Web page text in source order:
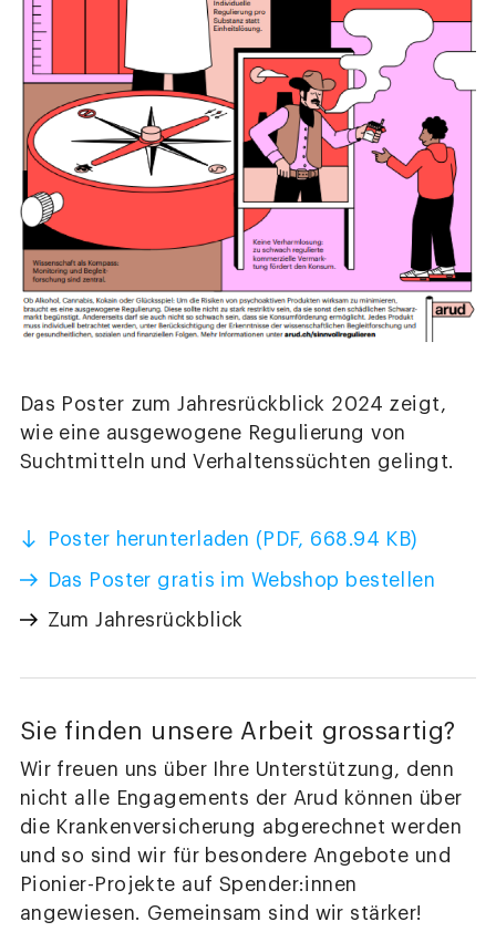
Das Poster zum Jahresrückblick 2024 zeigt,
wie eine ausgewogene Regulierung von
Suchtmitteln und Verhaltenssüchten gelingt.
Poster herunterladen (PDF, 668.94 KB)
Das Poster gratis im Webshop bestellen
Zum Jahresrückblick
Sie finden unsere Arbeit grossartig?
Wir freuen uns über Ihre Unterstützung, denn
nicht alle Engagements der Arud können über
die Krankenversicherung abgerechnet werden
und so sind wir für besondere Angebote und
Pionier-Projekte auf Spender:innen
angewiesen. Gemeinsam sind wir stärker!